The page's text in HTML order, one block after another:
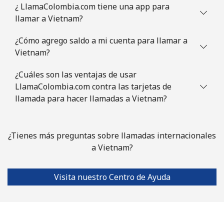
¿ LlamaColombia.com tiene una app para
llamar a Vietnam?
¿Cómo agrego saldo a mi cuenta para llamar a
Vietnam?
¿Cuáles son las ventajas de usar
LlamaColombia.com contra las tarjetas de
llamada para hacer llamadas a Vietnam?
¿Tienes más preguntas sobre llamadas internacionales
a Vietnam?
Visita nuestro Centro de Ayuda